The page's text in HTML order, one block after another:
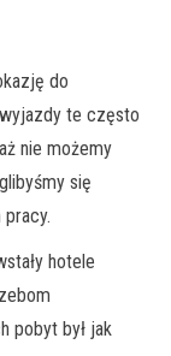
do
te często
nie możemy
się
hotele
pobyt był jak